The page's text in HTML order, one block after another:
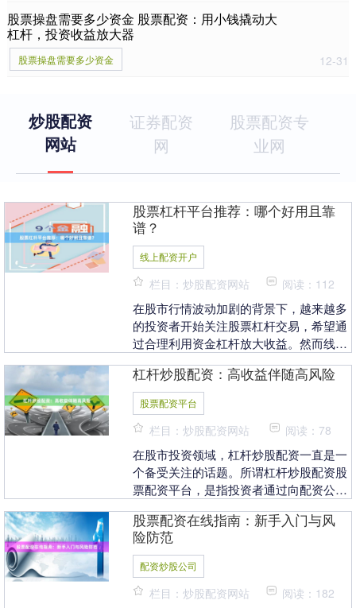
股票操盘需要多少资金 股票配资：用小钱撬动大
杠杆，投资收益放大器
股票操盘需要多少资金 12-31
炒股配资
网站
证券配资
网
股票配资专
业网
股票杠杆平台推荐：哪个好用且靠
谱？
线上配资开户
栏目：炒股配资网站 阅读：112
在股市行情波动加剧的背景下，越来越多
的投资者开始关注股票杠杆交易，希望通
过合理利用资金杠杆放大收益。然而线上
配资开户，面对市场上五花八门的杠杆平
台，如何选择一家....
杠杆炒股配资：高收益伴随高风险
股票配资平台
栏目：炒股配资网站 阅读：78
在股市投资领域，杠杆炒股配资一直是一
个备受关注的话题。所谓杠杆炒股配资股
票配资平台，是指投资者通过向配资公司
或金融机构借款，以放大自有资金的方式
进行股票交易。这....
股票配资在线指南：新手入门与风
险防范
配资炒股公司
栏目：炒股配资网站 阅读：182